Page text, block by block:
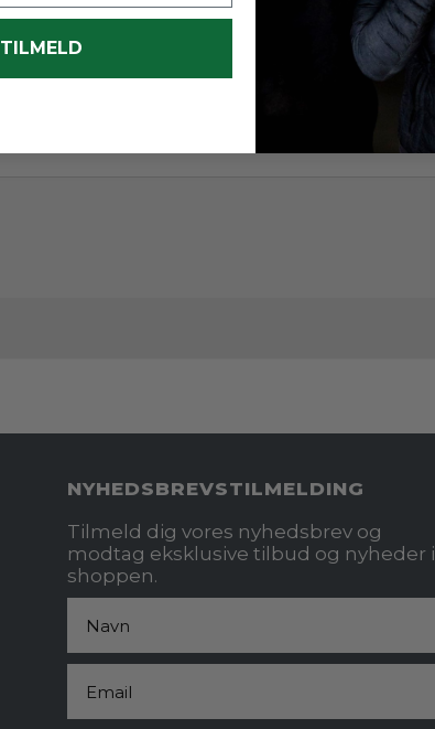
NYHEDSBREVSTILMELDING
Tilmeld dig vores nyhedsbrev og
modtag eksklusive tilbud og nyheder i
shoppen.
TILMELD